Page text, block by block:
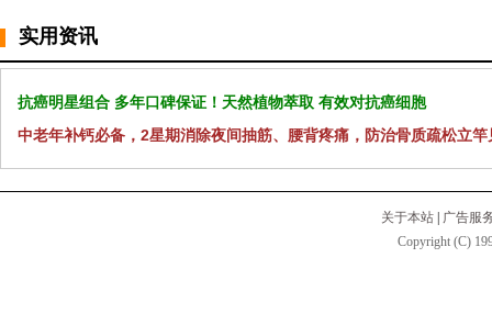
实用资讯
抗癌明星组合 多年口碑保证！天然植物萃取 有效对抗癌细胞
中老年补钙必备，2星期消除夜间抽筋、腰背疼痛，防治骨质疏松立竿
关于本站
广告服
Copyright (C)